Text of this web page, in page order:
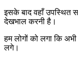
इसके बाद वहाँ उपस्थित
देखभाल करनी है।
हम लोगों को लगा कि
लगे।